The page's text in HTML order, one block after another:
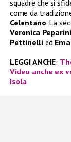
squadre che si
come da
Celentano. La
Veronica Peparini
Pettinelli ed
LEGGI ANCHE:
Video anche ex
Isola